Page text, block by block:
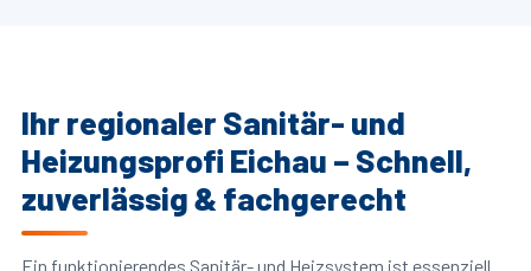
Ihr regionaler Sanitär- und
Heizungsprofi Eichau – Schnell,
zuverlässig & fachgerecht
Ein funktionierendes Sanitär- und Heizsystem ist essenziell